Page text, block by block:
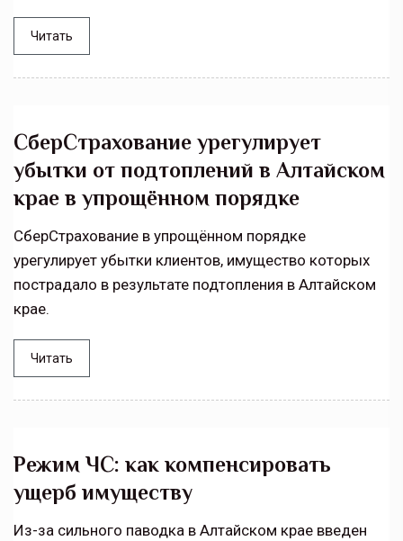
Читать
СберСтрахование урегулирует
убытки от подтоплений в Алтайском
крае в упрощённом порядке
СберСтрахование в упрощённом порядке
урегулирует убытки клиентов, имущество которых
пострадало в результате подтопления в Алтайском
крае.
Читать
Режим ЧС: как компенсировать
ущерб имуществу
Из-за сильного паводка в Алтайском крае введен